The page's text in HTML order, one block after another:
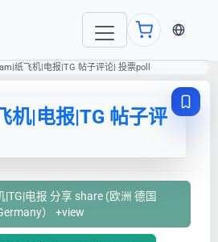
当前语
纸飞机|电报|TG 帖子评论| 投票poll
机|电报|TG 帖子评
|TG|电报 分享 share (欧洲 德国
） +view